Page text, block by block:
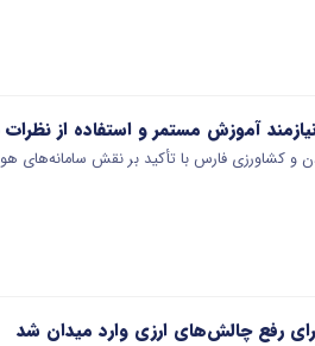
نیازمند آموزش مستمر و استفاده از
و کشاورزی فارس با تأکید بر نقش
رفع چالش‌های ارزی وارد میدان شد